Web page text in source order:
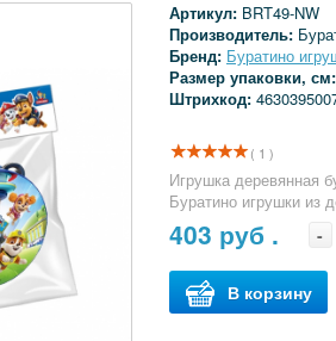
Артикул: BRT49-NW
Производитель:
Бренд: Буратино
Размер упаковки,
Штрихкод:
( 1 )
Игрушка деревянная
Буратино игрушки из
403 руб . -
В корзину